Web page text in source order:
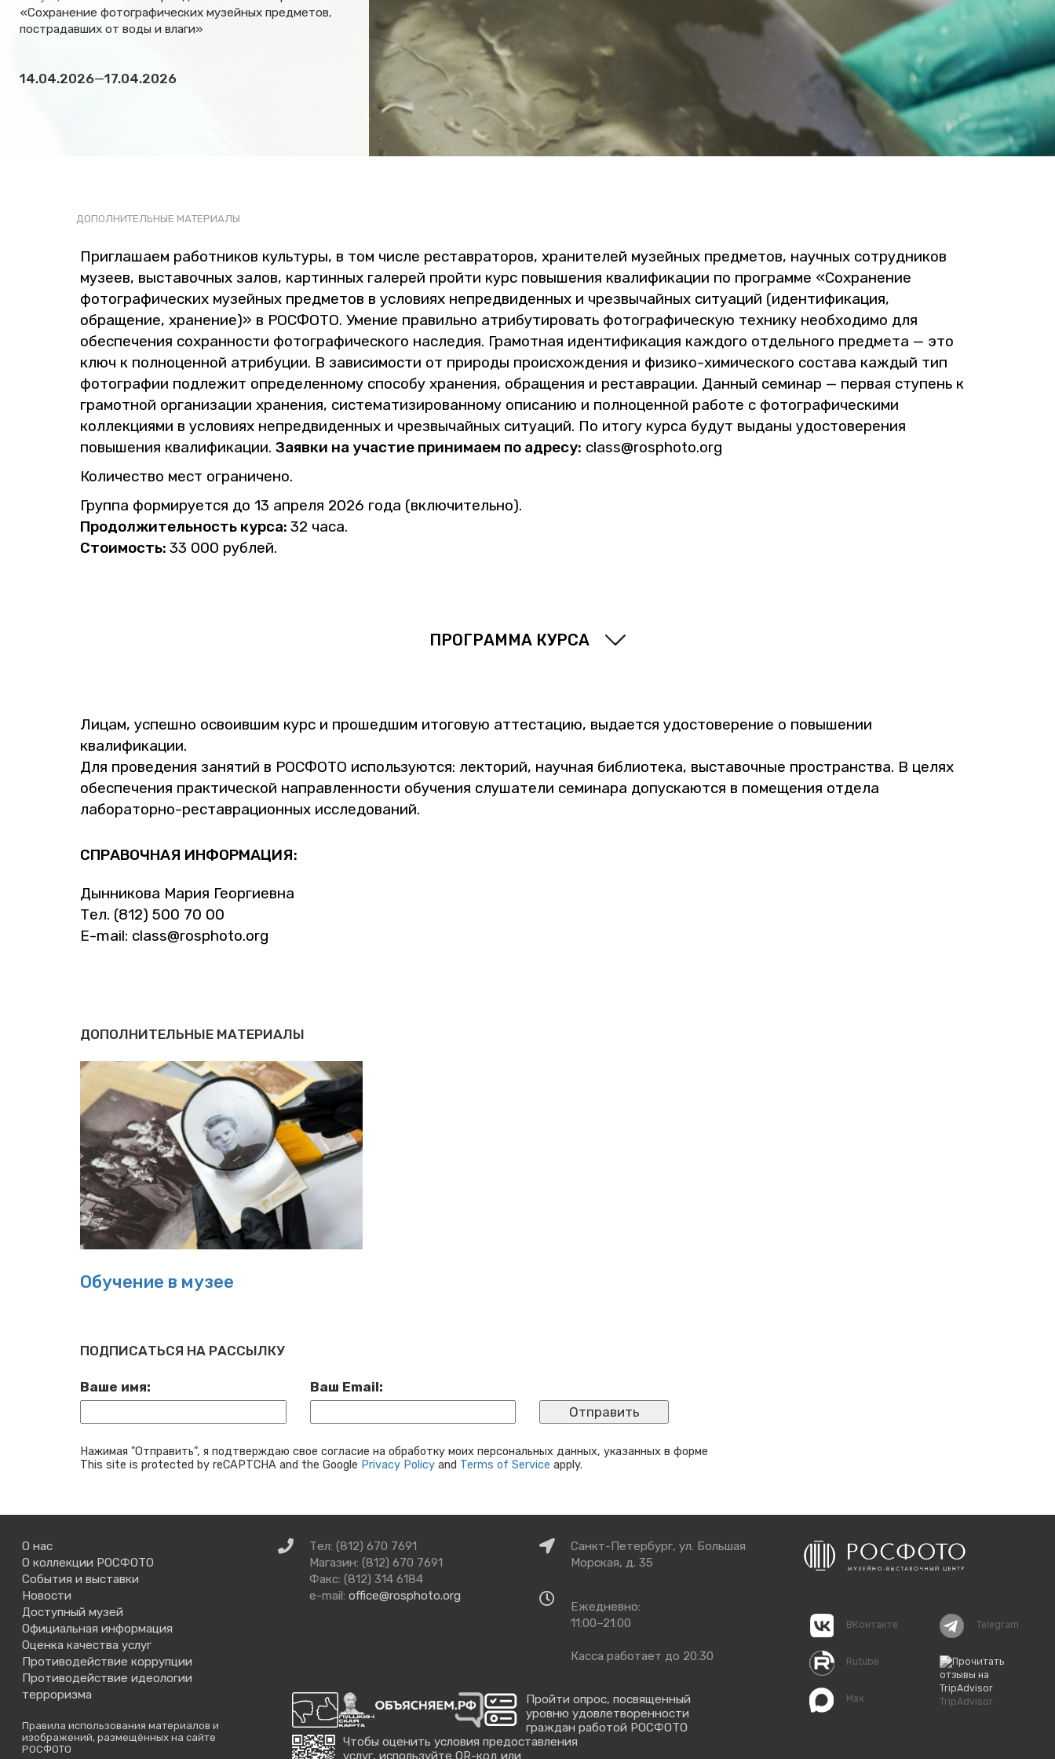
«Сохранение фотографических музейных предметов,
пострадавших от воды и влаги»
14.04.2026—17.04.2026
ДО­ПОЛ­НИ­ТЕЛЬ­НЫЕ МА­ТЕ­РИ­А­ЛЫ
При­гла­ша­ем ра­бот­ни­ков куль­ту­ры, в том числе ре­став­ра­то­ров, хра­ни­те­лей му­зей­ных пред­ме­тов, на­уч­ных со­труд­ни­ков
му­зеев, вы­ста­воч­ных залов, кар­тин­ных га­ле­рей прой­ти курс по­вы­ше­ния ква­ли­фи­ка­ции по про­грам­ме «Со­хра­не­ние
фо­то­гра­фи­че­ских му­зей­ных пред­ме­тов в усло­ви­ях непред­ви­ден­ных и чрез­вы­чай­ных си­ту­а­ций (иден­ти­фи­ка­ция,
об­ра­ще­ние, хра­не­ние)» в РОС­ФО­ТО. Уме­ние пра­виль­но ат­ри­бу­ти­ро­вать фо­то­гра­фи­че­скую тех­ни­ку необ­хо­ди­мо для
обес­пе­че­ния со­хран­но­сти фо­то­гра­фи­че­ско­го на­сле­дия. Гра­мот­ная иден­ти­фи­ка­ция каж­до­го от­дель­но­го пред­ме­та — это
ключ к пол­но­цен­ной ат­ри­бу­ции. В за­ви­си­мо­сти от при­ро­ды про­ис­хож­де­ния и фи­зи­ко-хи­ми­че­ско­го со­ста­ва каж­дый тип
фо­то­гра­фии под­ле­жит опре­де­лен­но­му спо­со­бу хра­не­ния, об­ра­ще­ния и ре­став­ра­ции. Дан­ный се­ми­нар — пер­вая сту­пень к
гра­мот­ной ор­га­ни­за­ции хра­не­ния, си­сте­ма­ти­зи­ро­ван­но­му опи­са­нию и пол­но­цен­ной ра­бо­те с фо­то­гра­фи­че­ски­ми
кол­лек­ци­я­ми в усло­ви­ях непред­ви­ден­ных и чрез­вы­чай­ных си­ту­а­ций. По итогу курса будут вы­да­ны удо­сто­ве­ре­ния
по­вы­ше­ния ква­ли­фи­ка­ции. За­яв­ки на уча­стие при­ни­ма­ем по ад­ре­су: class@​rosphoto.​org
Ко­ли­че­ство мест огра­ни­че­но.
Груп­па фор­ми­ру­ет­ся до 13 ап­ре­ля 2026 года (вклю­чи­тель­но).
Про­дол­жи­тель­ность курса: 32 часа.
Сто­и­мость: 33 000 руб­лей.
ПРО­ГРАМ­МА КУРСА
Лицам, успеш­но осво­ив­шим курс и про­шед­шим ито­го­вую ат­те­ста­цию, вы­да­ет­ся удо­сто­ве­ре­ние о по­вы­ше­нии
ква­ли­фи­ка­ции.
Для про­ве­де­ния за­ня­тий в РОС­ФО­ТО ис­поль­зу­ют­ся: лек­то­рий, на­уч­ная биб­лио­те­ка, вы­ста­воч­ные про­стран­ства. В целях
обес­пе­че­ния прак­ти­че­ской на­прав­лен­но­сти обу­че­ния слу­ша­те­ли се­ми­на­ра до­пус­ка­ют­ся в по­ме­ще­ния от­де­ла
ла­бо­ра­тор­но-ре­став­ра­ци­он­ных ис­сле­до­ва­ний.
СПРА­ВОЧ­НАЯ ИН­ФОР­МА­ЦИЯ:
Дын­ни­ко­ва Мария Ге­ор­ги­ев­на
Тел. (812) 500 70 00
E-mail: class@​rosphoto.​org
ДОПОЛНИТЕЛЬНЫЕ МАТЕРИАЛЫ
Обучение в музее
ПОДПИСАТЬСЯ НА РАССЫЛКУ
Ваше имя: Ваш Email:
Нажимая "Отправить", я подтверждаю свое согласие на обработку моих персональных данных, указанных в форме
This site is protected by reCAPTCHA and the Google Privacy Policy and Terms of Service apply.
О нас
О коллекции РОСФОТО
События и выставки
Новости
Доступный музей
Официальная информация
Оценка качества услуг
Противодействие коррупции
Противодействие идеологии
терроризма
Правила использования материалов и
изображений, размещённых на сайте
РОСФОТО
Связаться
нами
Тел: (812) 670 7691
Магазин: (812) 670 7691
Факс: (812) 314 6184
e-mail: office@rosphoto.org
Как
добраться
Санкт-Петербург, ул. Большая
Морская, д. 35
работы
Ежедневно:
11:00–21:00
Касса работает до 20:30
Пройти опрос, посвященный
уровню удовлетворенности
граждан работой РОСФОТО
Чтобы оценить условия предоставления
услуг, используйте QR-код или
ВКонтакте
Rutube
Max
Telegram
TripAdvisor